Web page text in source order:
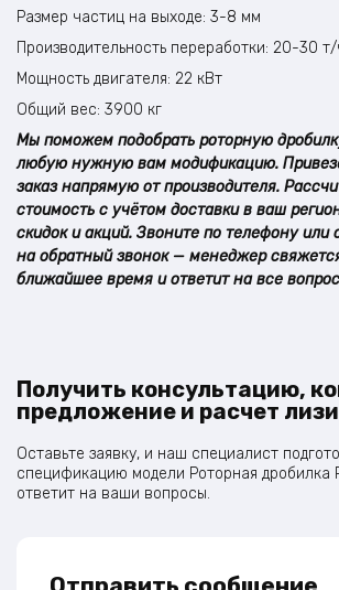
Размер частиц на выходе: 3-8 мм
Производительность переработки: 20-30 т/
Мощность двигателя: 22 кВт
Общий вес: 3900 кг
Мы поможем подобрать роторную
любую нужную вам модификацию.
заказ напрямую от производителя.
стоимость с учётом доставки в ваш
скидок и акций. Звоните по телефону или
на обратный звонок — менеджер
ближайшее время и ответит на все
Получить консультацию,
предложение и расчет
Оставьте заявку, и наш специалист
спецификацию модели Роторная дробилка
ответит на ваши вопросы.